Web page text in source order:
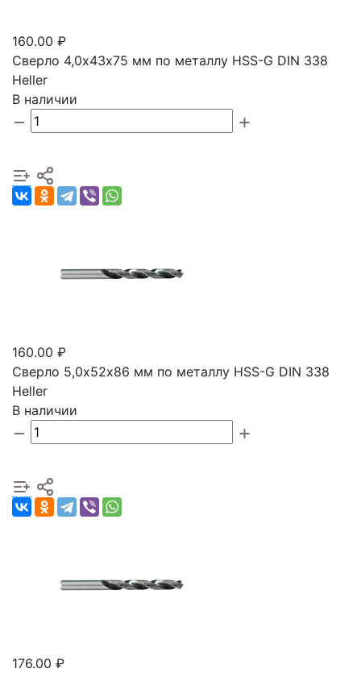
160.00 ₽
Сверло 4,0х43х75 мм по металлу HSS-G DIN 338
Heller
В наличии
160.00 ₽
Сверло 5,0х52х86 мм по металлу HSS-G DIN 338
Heller
В наличии
176.00 ₽